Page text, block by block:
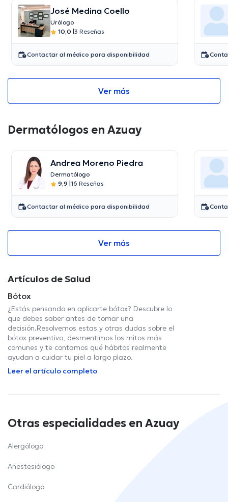
José Medina Coello
Urólogo
10,0 |3 Reseñas
Contactar al médico para disponibilidad
Ver más
Dermatólogos en Azuay
Andrea Moreno Piedra
Dermatólogo
9,9 |16 Reseñas
Contactar al médico para disponibilidad
Ver más
Artículos de Salud
Bótox
¿Estás pensando en aplicarte bótox? Descubre lo
que debes saber antes de tomar una
decisión.Resolvemos estas y otras dudas sobre el
bótox preventivo, desmentimos los mitos más
comunes y te contamos qué hábitos realmente
ayudan a cuidar tu piel a largo plazo.
Leer el artículo completo
Otras especialidades en Azuay
Alergólogo
Anestesiólogo
Cardiólogo